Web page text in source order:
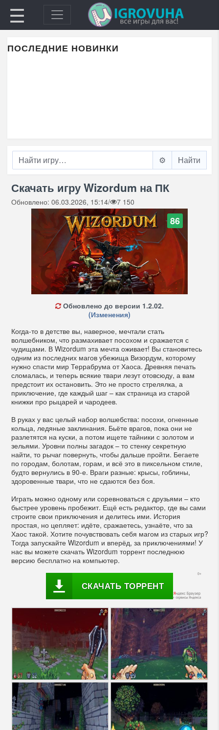
☰
ПОСЛЕДНИЕ НОВИНКИ
⚙️
Скачать игру Wizordum на ПК
Обновлено: 06.03.2026, 15:14/ 7 150
86
Обновлено до версии 1.2.02.
(Изменения)
Когда-то в детстве вы, наверное, мечтали стать
волшебником, что размахивает посохом и сражается с
чудищами. В Wizordum эта мечта оживает! Вы становитесь
одним из последних магов убежища Визордум, которому
нужно спасти мир Террабрума от Хаоса. Древняя печать
сломалась, и теперь всякие твари лезут отовсюду, а вам
предстоит их остановить. Это не просто стрелялка, а
приключение, где каждый шаг – как страница из старой
книжки про рыцарей и чародеев.
В руках у вас целый набор волшебства: посохи, огненные
кольца, ледяные заклинания. Бьёте врагов, пока они не
разлетятся на куски, а потом ищете тайники с золотом и
зельями. Уровни полны загадок – то стенку секретную
найти, то рычаг повернуть, чтобы дальше пройти. Бегаете
по городам, болотам, горам, и всё это в пиксельном стиле,
будто вернулись в 90-е. Враги разные: крысы, гоблины,
здоровенные твари, что не сдаются без боя.
Играть можно одному или соревноваться с друзьями – кто
быстрее уровень пробежит. Ещё есть редактор, где вы сами
строите свои приключения и делитесь ими. История
простая, но цепляет: идёте, сражаетесь, узнаёте, что за
Хаос такой. Хотите почувствовать себя магом из старых игр?
Тогда запускайте Wizordum и вперёд, за приключениями! У
нас вы можете скачать Wizordum торрент последнюю
версию бесплатно на компьютер.
СКАЧАТЬ ТОРРЕНТ